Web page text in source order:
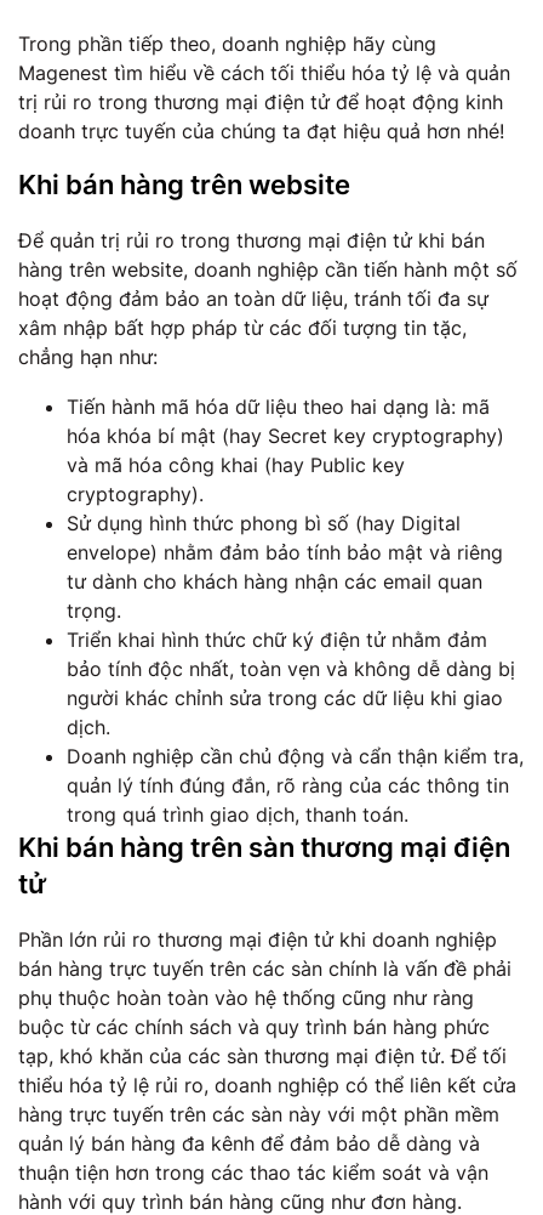
Trong phần tiếp theo, doanh nghiệp hãy cùng
Magenest tìm hiểu về cách tối thiểu hóa tỷ lệ và quản
trị rủi ro trong thương mại điện tử để hoạt động kinh
doanh trực tuyến của chúng ta đạt hiệu quả hơn nhé!
Khi bán hàng trên website
Để quản trị rủi ro trong thương mại điện tử khi bán
hàng trên website, doanh nghiệp cần tiến hành một số
hoạt động đảm bảo an toàn dữ liệu, tránh tối đa sự
xâm nhập bất hợp pháp từ các đối tượng tin tặc,
chẳng hạn như:
Tiến hành mã hóa dữ liệu theo hai dạng là: mã
hóa khóa bí mật (hay Secret key cryptography)
và mã hóa công khai (hay Public key
cryptography).
Sử dụng hình thức phong bì số (hay Digital
envelope) nhằm đảm bảo tính bảo mật và riêng
tư dành cho khách hàng nhận các email quan
trọng.
Triển khai hình thức chữ ký điện tử nhằm đảm
bảo tính độc nhất, toàn vẹn và không dễ dàng bị
người khác chỉnh sửa trong các dữ liệu khi giao
dịch.
Doanh nghiệp cần chủ động và cẩn thận kiểm tra,
quản lý tính đúng đắn, rõ ràng của các thông tin
trong quá trình giao dịch, thanh toán.
Khi bán hàng trên sàn thương mại điện
tử
Phần lớn rủi ro thương mại điện tử khi doanh nghiệp
bán hàng trực tuyến trên các sàn chính là vấn đề phải
phụ thuộc hoàn toàn vào hệ thống cũng như ràng
buộc từ các chính sách và quy trình bán hàng phức
tạp, khó khăn của các sàn thương mại điện tử. Để tối
thiểu hóa tỷ lệ rủi ro, doanh nghiệp có thể liên kết cửa
hàng trực tuyến trên các sàn này với một phần mềm
quản lý bán hàng đa kênh để đảm bảo dễ dàng và
thuận tiện hơn trong các thao tác kiểm soát và vận
hành với quy trình bán hàng cũng như đơn hàng.